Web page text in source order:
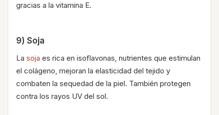
gracias a la vitamina E.
9) Soja
La soja es rica en isoflavonas, nutrientes que estimulan
el colágeno, mejoran la elasticidad del tejido y
combaten la sequedad de la piel. También protegen
contra los rayos UV del sol.